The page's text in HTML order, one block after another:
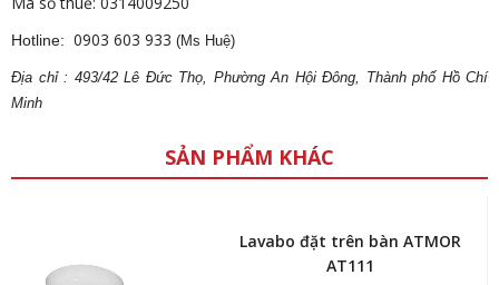
Hotline: 0903 603 933 (Ms Huệ)
Địa chỉ : 493/42 Lê Đức Thọ, Phường An Hội Đông, Thành phố Hồ Chí
Minh
SẢN PHẨM KHÁC
Lavabo đặt trên bàn ATMOR
AT111